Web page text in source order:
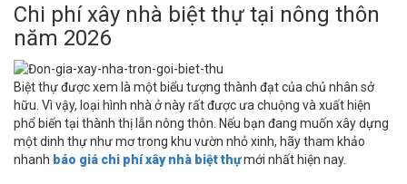
Chi phí xây nhà biệt thự tại nông thôn
năm 2026
Biệt thự được xem là một biểu tượng thành đạt của chủ nhân sở
hữu. Vì vậy, loại hình nhà ở này rất được ưa chuộng và xuất hiện
phổ biến tại thành thị lẫn nông thôn. Nếu bạn đang muốn xây dựng
một dinh thự như mơ trong khu vườn nhỏ xinh, hãy tham khảo
nhanh báo giá chi phí xây nhà biệt thựmới nhất hiện nay.